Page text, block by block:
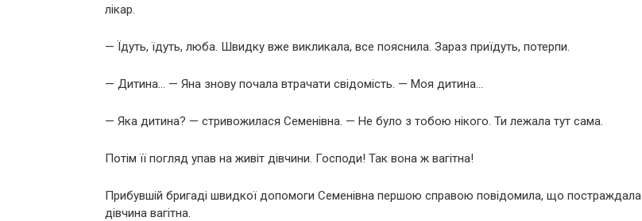
лікар.
— Їдуть, їдуть, люба. Швидку вже викликала, все пояснила. Зараз приїдуть, потерпи.
— Дитина… — Яна знову почала втрачати свідомість. — Моя дитина…
— Яка дитина? — стривожилася Семенівна. — Не було з тобою нікого. Ти лежала тут сама.
Потім її погляд упав на живіт дівчини. Господи! Так вона ж вагітна!
Прибувшій бригаді швидкої допомоги Семенівна першою справою повідомила, що постраждала
дівчина вагітна.